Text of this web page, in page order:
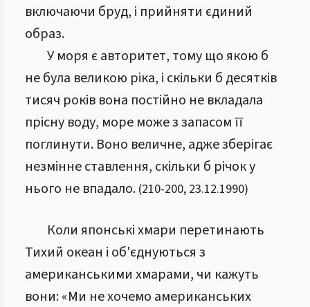
включаючи бруд, і прийняти єдиний
образ.
У моря є авторитет, тому що якою б
не була великою ріка, і скільки б десятків
тисяч років вона постійно не вкладала
прісну воду, море може з запасом її
поглинути. Воно величне, адже зберігає
незмінне ставлення, скільки б річок у
нього не впадало. (210-200, 23.12.1990)
Коли японські хмари перетинають
Тихий океан і об'єднуються з
американськими хмарами, чи кажуть
вони: «Ми не хочемо американських